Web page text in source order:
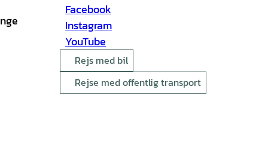
Facebook
Instagram
YouTube
Rejs med bil
Rejse med offentlig transport